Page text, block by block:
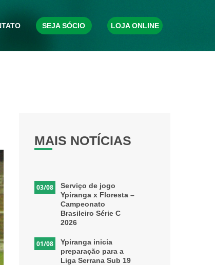
SEJA SÓCIO LOJA ONLINE
MAIS NOTÍCIAS
03/08
Serviço de jogo
Ypiranga x Floresta –
Campeonato
Brasileiro Série C
2026
01/08
Ypiranga inicia
preparação para a
Liga Serrana Sub 19